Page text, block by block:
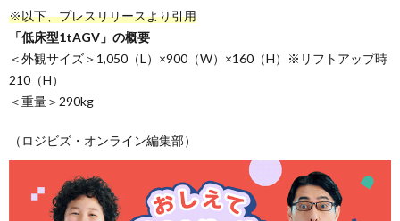
※以下、プレスリリースより引用
「低床型1tAGV」の概要
＜外観サイズ＞1,050（L）×900（W）×160（H）※リフトアップ時
210（H）
＜重量＞290kg
（ロジビズ・オンライン編集部）